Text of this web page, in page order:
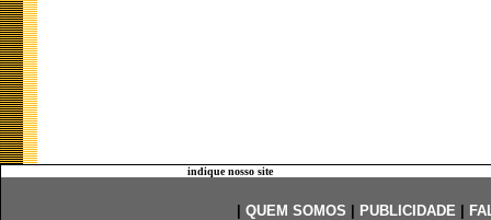
indique nosso site
QUEM SOMOS PUBLICIDADE|